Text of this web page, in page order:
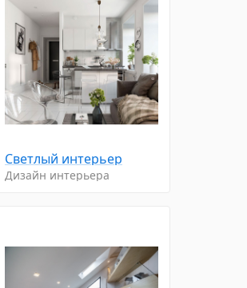
Светлый интерьер
Дизайн интерьера